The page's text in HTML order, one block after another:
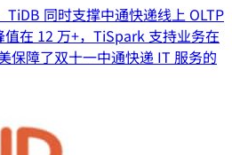
同时支撑中通快递线上 OLTP
值在 12 万+，TiSpark 支持业务在
保障了双十一中通快递 IT 服务的